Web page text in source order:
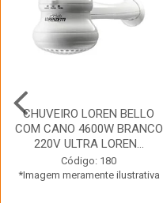
CHUVEIRO LOREN BELLO
COM CANO 4600W BRANCO
220V ULTRA LOREN...
Código: 180
*Imagem meramente ilustrativa